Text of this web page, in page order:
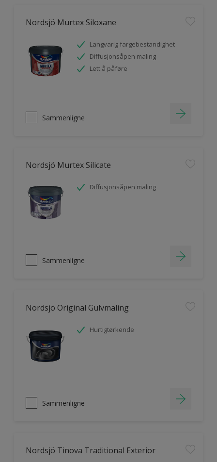
Nordsjö Murtex Siloxane
Langvarig fargebestandighet
Diffusjonsåpen maling
Lett å påføre
Sammenligne
Nordsjö Murtex Silicate
Diffusjonsåpen maling
Sammenligne
Nordsjö Original Gulvmaling
Hurtigtørkende
Sammenligne
Nordsjö Tinova Traditional Exterior